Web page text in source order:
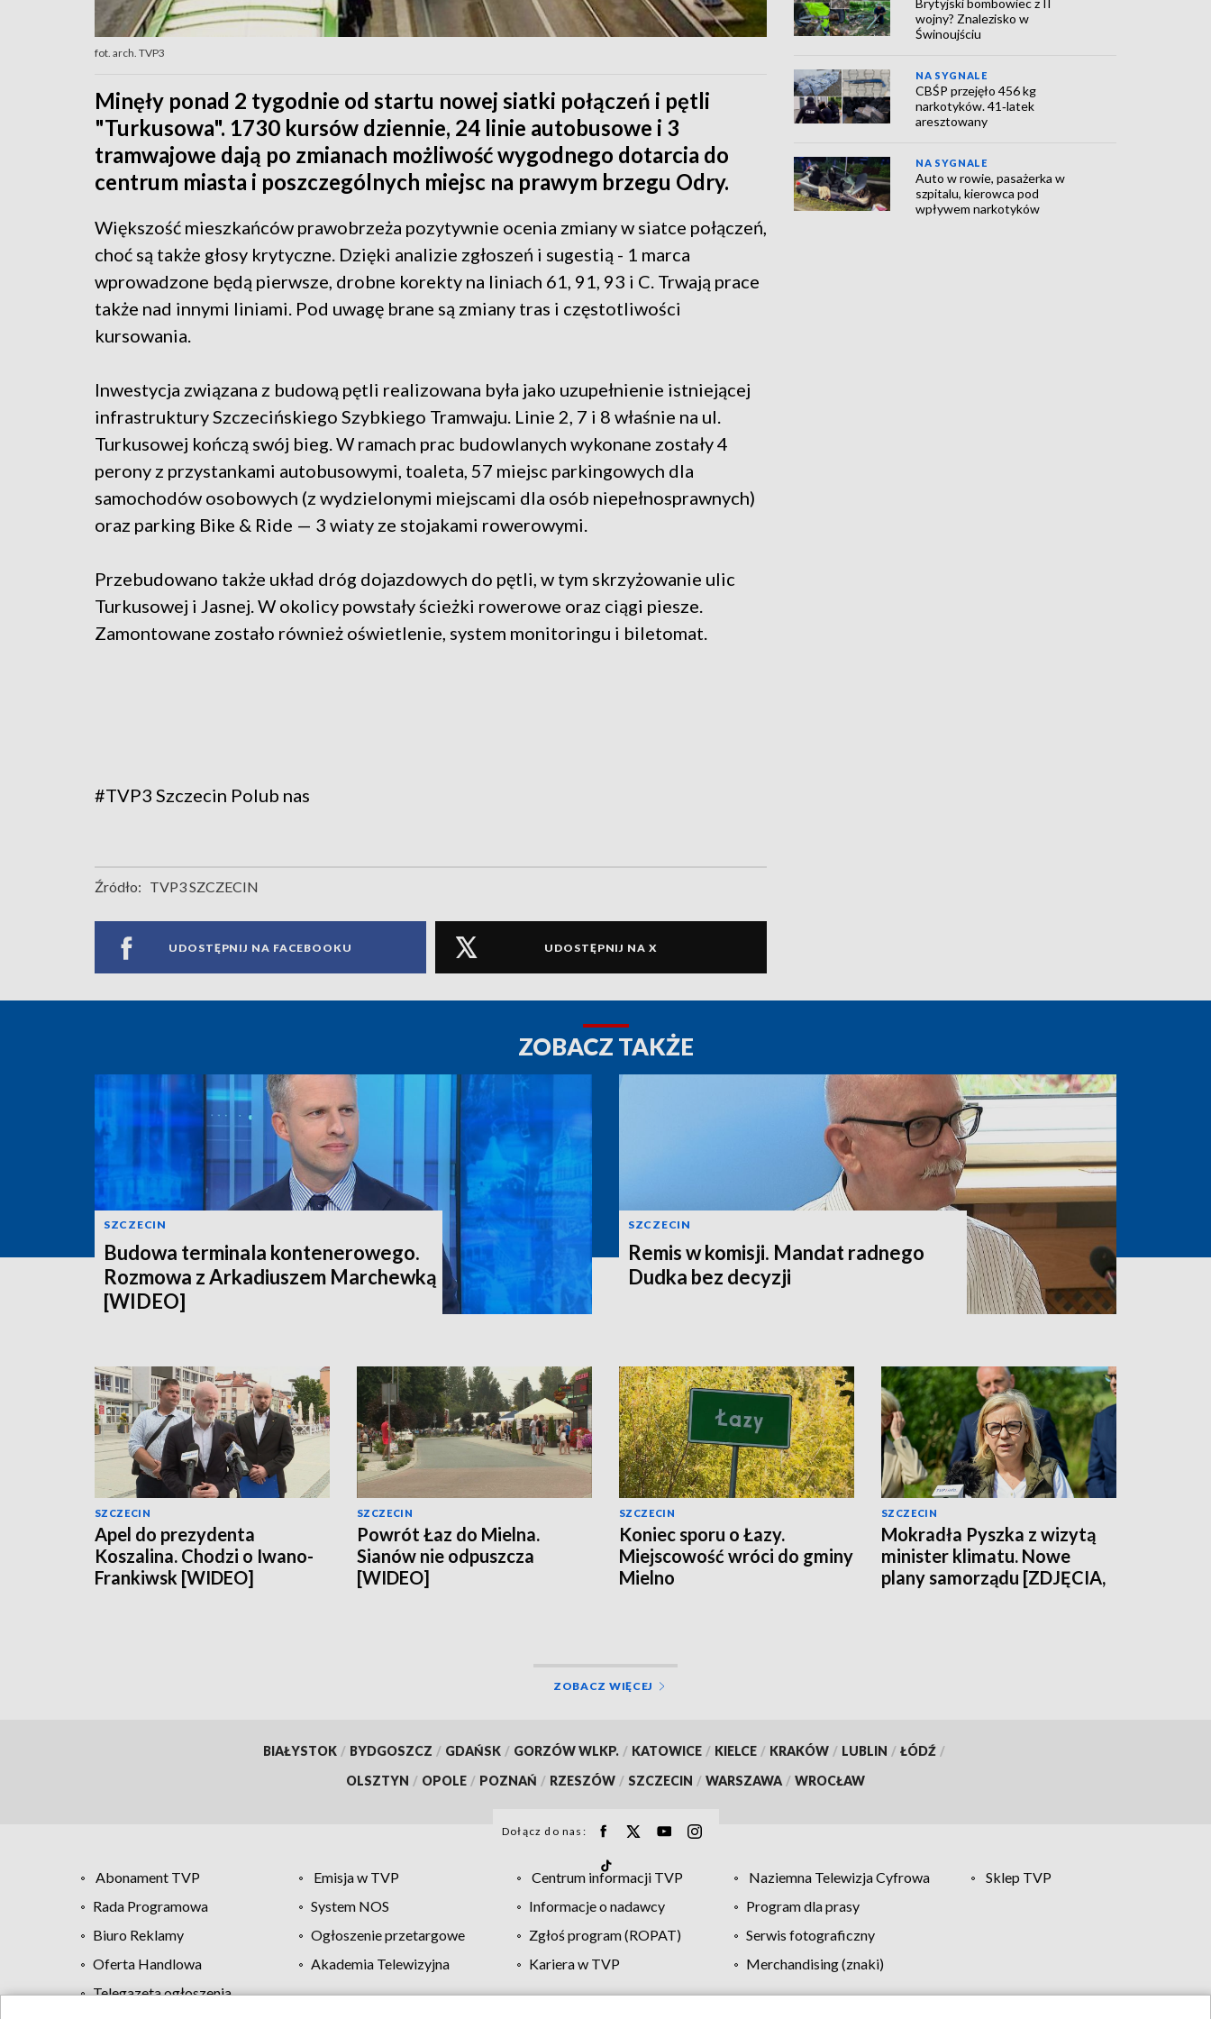
fot. arch. TVP3
Minęły ponad 2 tygodnie od startu nowej siatki połączeń i pętli
"Turkusowa". 1730 kursów dziennie, 24 linie autobusowe i 3
tramwajowe dają po zmianach możliwość wygodnego dotarcia do
centrum miasta i poszczególnych miejsc na prawym brzegu Odry.
Większość mieszkańców prawobrzeża pozytywnie ocenia zmiany w siatce połączeń,
choć są także głosy krytyczne. Dzięki analizie zgłoszeń i sugestią - 1 marca
wprowadzone będą pierwsze, drobne korekty na liniach 61, 91, 93 i C. Trwają prace
także nad innymi liniami. Pod uwagę brane są zmiany tras i częstotliwości
kursowania.
Inwestycja związana z budową pętli realizowana była jako uzupełnienie istniejącej
infrastruktury Szczecińskiego Szybkiego Tramwaju. Linie 2, 7 i 8 właśnie na ul.
Turkusowej kończą swój bieg. W ramach prac budowlanych wykonane zostały 4
perony z przystankami autobusowymi, toaleta, 57 miejsc parkingowych dla
samochodów osobowych (z wydzielonymi miejscami dla osób niepełnosprawnych)
oraz parking Bike & Ride — 3 wiaty ze stojakami rowerowymi.
Przebudowano także układ dróg dojazdowych do pętli, w tym skrzyżowanie ulic
Turkusowej i Jasnej. W okolicy powstały ścieżki rowerowe oraz ciągi piesze.
Zamontowane zostało również oświetlenie, system monitoringu i biletomat.
#TVP3 Szczecin Polub nas
Źródło: TVP3 SZCZECIN
UDOSTĘPNIJ NA FACEBOOKU UDOSTĘPNIJ NA X
wojny? Znalezisko w
Świnoujściu
NA SYGNALE
CBŚP przejęło 456 kg
narkotyków. 41‑latek
aresztowany
NA SYGNALE
Auto w rowie, pasażerka w
szpitalu, kierowca pod
wpływem narkotyków
ZOBACZ TAKŻE
SZCZECIN
Budowa terminala kontenerowego.
Rozmowa z Arkadiuszem Marchewką
[WIDEO]
SZCZECIN
Remis w komisji. Mandat radnego
Dudka bez decyzji
SZCZECIN
Apel do prezydenta
Koszalina. Chodzi o Iwano-
Frankiwsk [WIDEO]
SZCZECIN
Powrót Łaz do Mielna.
Sianów nie odpuszcza
[WIDEO]
SZCZECIN
Koniec sporu o Łazy.
Miejscowość wróci do gminy
Mielno
SZCZECIN
Mokradła Pyszka z wizytą
minister klimatu. Nowe
plany samorządu [ZDJĘCIA,
ZOBACZ WIĘCEJ
BIAŁYSTOK / BYDGOSZCZ / GDAŃSK / GORZÓW WLKP. / KATOWICE / KIELCE / KRAKÓW / LUBLIN / ŁÓDŹ /
OLSZTYN / OPOLE / POZNAŃ / RZESZÓW / SZCZECIN / WARSZAWA / WROCŁAW
Dołącz do nas:
Abonament TVP Emisja w TVP Centrum informacji TVP Naziemna Telewizja Cyfrowa
Sklep TVP
Rada Programowa
System NOS Informacje o nadawcy
Program dla prasy
Biuro Reklamy
Ogłoszenie przetargowe Zgłoś program (ROPAT)
Serwis fotograficzny
Oferta Handlowa
Akademia Telewizyjna Kariera w TVP
Merchandising (znaki)
Telegazeta ogłoszenia